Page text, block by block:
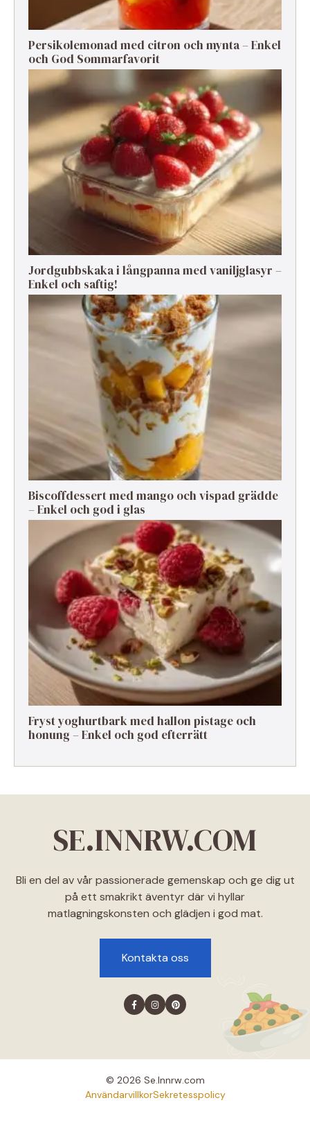
Persikolemonad med citron och mynta – Enkel
och God Sommarfavorit
Jordgubbskaka i långpanna med vaniljglasyr –
Enkel och saftig!
Biscoffdessert med mango och vispad grädde
– Enkel och god i glas
Fryst yoghurtbark med hallon pistage och
honung – Enkel och god efterrätt
SE.INNRW.COM
Bli en del av vår passionerade gemenskap och ge dig ut
på ett smakrikt äventyr där vi hyllar
matlagningskonsten och glädjen i god mat.
Kontakta oss
© 2026 Se.lnnrw.com
AnvändarvillkorSekretesspolicy